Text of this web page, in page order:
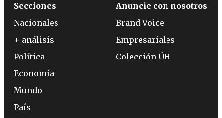
Secciones
Nacionales
+ análisis
Política
Economía
Mundo
País
Anuncie con nosotros
Brand Voice
Empresariales
Colección ÚH